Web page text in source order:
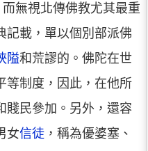
無視北傳佛教尤其最重
記載，單以個別部派佛
隘和荒謬的。佛陀在世
等制度，因此，在他所
賤民參加。另外，還容
女信徒 ，稱為優婆塞、